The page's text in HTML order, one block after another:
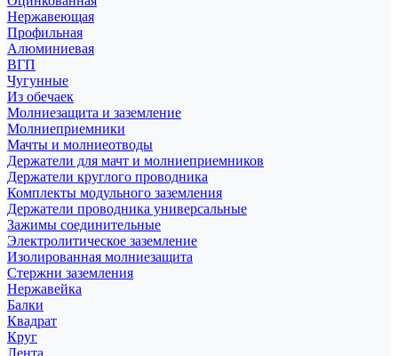
Нержавеющая
Профильная
Алюминиевая
ВГП
Чугунные
Из обечаек
Молниезащита и заземление
Молниеприемники
Мачты и молниеотводы
Держатели для мачт и молниеприемников
Держатели круглого проводника
Комплекты модульного заземления
Держатели проводника универсальные
Зажимы соединительные
Электролитическое заземление
Изолированная молниезащита
Стержни заземления
Нержавейка
Балки
Квадрат
Круг
Лента